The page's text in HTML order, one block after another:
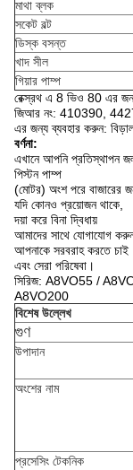
মাথা ব্লক
সকেট বল্ট
ডিস্ক বসন্ত
খাদ সীল
গিয়ার পাম্প
রেক্স্রথ এ 8 ভিও 80 এর
জিআর নং: 410390,
এর জন্য ব্যবহার করুন:
বর্ণনা:
এখানে আপনি প্রতিস্থাপন
পিস্টন পাম্প
(মোটর) অংশ পরে বাজারের
যদি কোনও প্রয়োজন থাকে,
দয়া করে বিনা দ্বিধায়
আমাদের সাথে যোগাযোগ
আপনাকে সরবরাহ করতে চাই
এবং সেরা পরিষেবা।
সিরিজ: A8VO55 /
A8VO200
বিশেষ উল্লেখ
গুণ
উপাদান
অংশের নাম
প্রসেসিং টেকনিক